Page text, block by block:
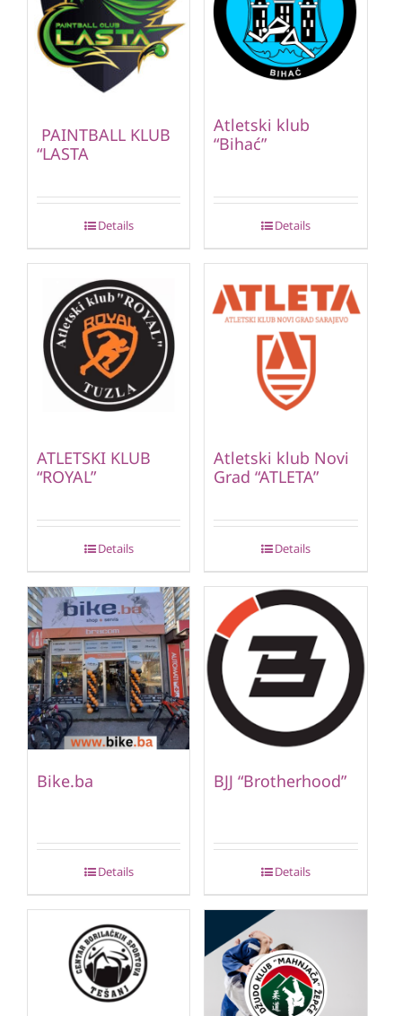
PAINTBALL KLUB
“LASTA
Details
Atletski klub
“Bihać”
Details
ATLETSKI KLUB
“ROYAL”
Details
Atletski klub Novi
Grad “ATLETA”
Details
Bike.ba
Details
BJJ “Brotherhood”
Details